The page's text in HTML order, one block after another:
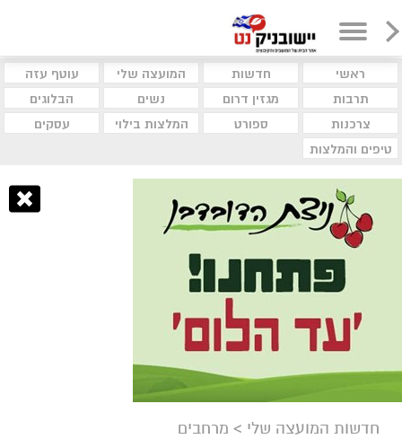
ראשי חדשות המועצה שלי
עוטף עזה
תרבות
מגזין דרום נשים
הבלוגים
צרכנות
ספורט המלצות בילוי
עסקים
טיפים והמלצות
חדשות המועצה שלי > מרחבים